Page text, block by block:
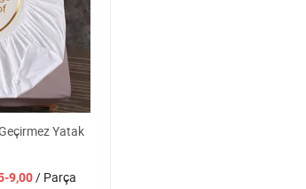
Yatak
9,00/ Parça